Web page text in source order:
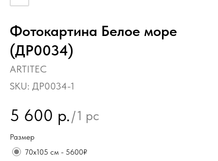
Фотокартина Белое море
(ДР0034)
ARTITEC
SKU: ДР0034-1
5 600 р./1 pc
Размер
70х105 см - 5600₽